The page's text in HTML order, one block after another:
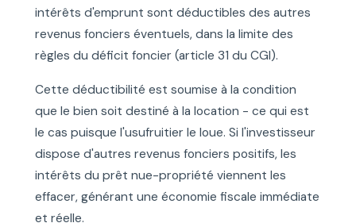
intérêts d'emprunt sont déductibles des autres
revenus fonciers éventuels, dans la limite des
règles du déficit foncier (article 31 du CGI).
Cette déductibilité est soumise à la condition
que le bien soit destiné à la location - ce qui est
le cas puisque l'usufruitier le loue. Si l'investisseur
dispose d'autres revenus fonciers positifs, les
intérêts du prêt nue-propriété viennent les
effacer, générant une économie fiscale immédiate
et réelle.